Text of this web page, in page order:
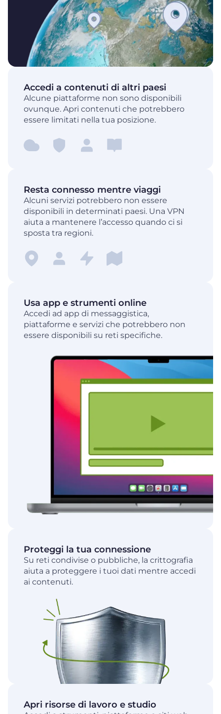
Accedi a contenuti di altri paesi
Alcune piattaforme non sono disponibili
ovunque. Apri contenuti che potrebbero
essere limitati nella tua posizione.
Resta connesso mentre viaggi
Alcuni servizi potrebbero non essere
disponibili in determinati paesi. Una VPN
aiuta a mantenere l’accesso quando ci si
sposta tra regioni.
Usa app e strumenti online
Accedi ad app di messaggistica,
piattaforme e servizi che potrebbero non
essere disponibili su reti specifiche.
Proteggi la tua connessione
Su reti condivise o pubbliche, la crittografia
aiuta a proteggere i tuoi dati mentre accedi
ai contenuti.
Apri risorse di lavoro e studio